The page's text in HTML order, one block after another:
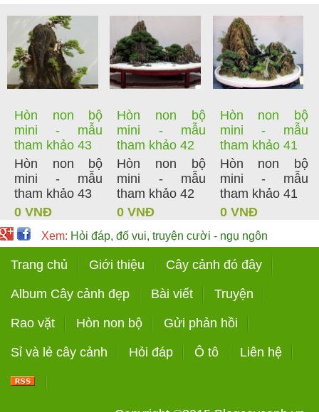
Hòn non bộ
mini - mẫu
tham khảo 43
Hòn non bộ
mini - mẫu
tham khảo 43
0 VNĐ
Hòn non bộ
mini - mẫu
tham khảo 42
Hòn non bộ
mini - mẫu
tham khảo 42
0 VNĐ
Hòn non bộ
mini - mẫu
tham khảo 41
Hòn non bộ
mini - mẫu
tham khảo 41
0 VNĐ
Xem: Hỏi đáp, đố vui, truyện cười - ngụ ngôn
Trang chủ Giới thiệu Cây cảnh đó đây
Album Cây cảnh đẹp Bài viết Truyện
Rao vặt Hòn non bộ Gửi phản hồi
Sỉ và lẻ cây cảnh Hỏi đáp Ô tô Liên hệ